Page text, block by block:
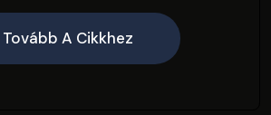
Tovább A Cikkhez